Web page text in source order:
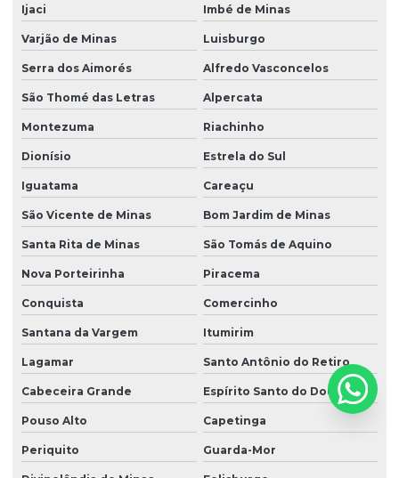
Ijaci Imbé de Minas
Varjão de Minas Luisburgo
Serra dos Aimorés Alfredo Vasconcelos
São Thomé das Letras Alpercata
Montezuma Riachinho
Dionísio Estrela do Sul
Iguatama Careaçu
São Vicente de Minas Bom Jardim de Minas
Santa Rita de Minas São Tomás de Aquino
Nova Porteirinha Piracema
Conquista Comercinho
Santana da Vargem Itumirim
Lagamar Santo Antônio do Retiro
Cabeceira Grande Espírito Santo do Dourado
Pouso Alto Capetinga
Periquito Guarda-Mor